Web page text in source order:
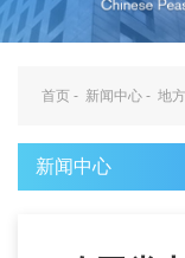
首页 - 新闻中心 - 地
新闻中心